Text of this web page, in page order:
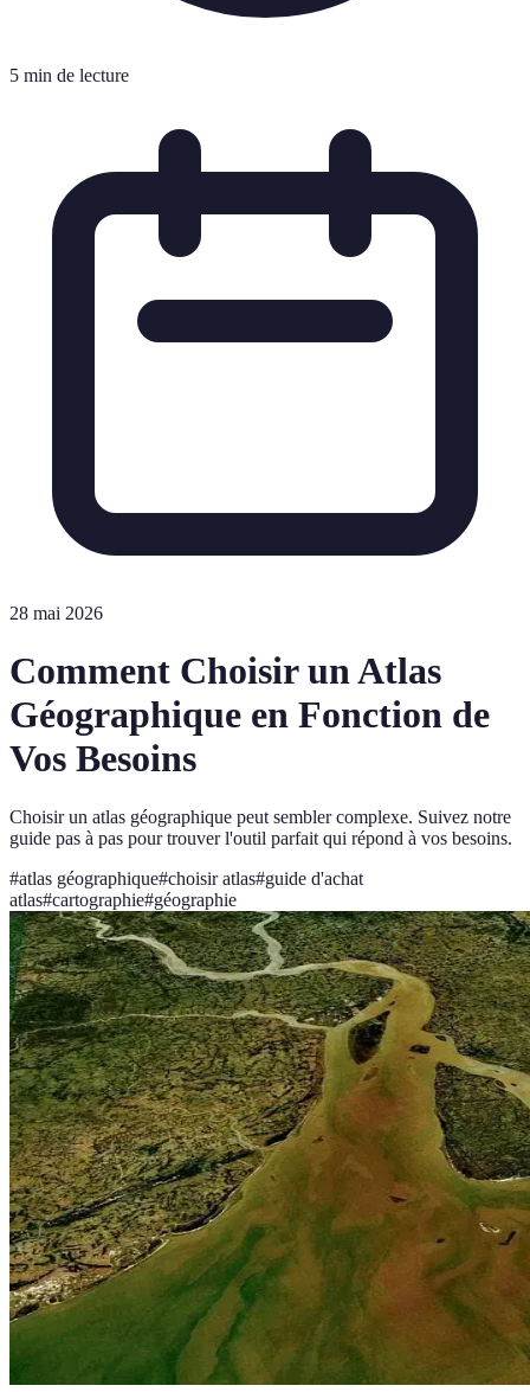
5 min de lecture
28 mai 2026
Comment Choisir un Atlas
Géographique en Fonction de
Vos Besoins
Choisir un atlas géographique peut sembler complexe. Suivez notre
guide pas à pas pour trouver l'outil parfait qui répond à vos besoins.
#atlas géographique#choisir atlas#guide d'achat
atlas#cartographie#géographie